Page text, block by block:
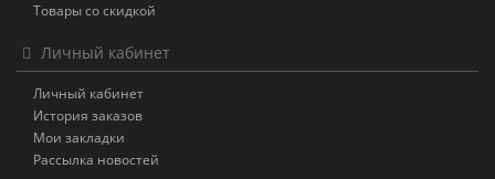
Товары со скидкой
Личный кабинет
Личный кабинет
История заказов
Мои закладки
Рассылка новостей